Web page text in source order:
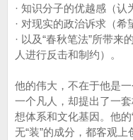
· 知识分子的优越感（认
· 对现实的政治诉求（希
· 以及“春秋笔法”所带来
人进行反击和制约）。
他的伟大，不在于他是
一个凡人，却提出了一
想体系和文化基因。他
无“装”的成分，都客观